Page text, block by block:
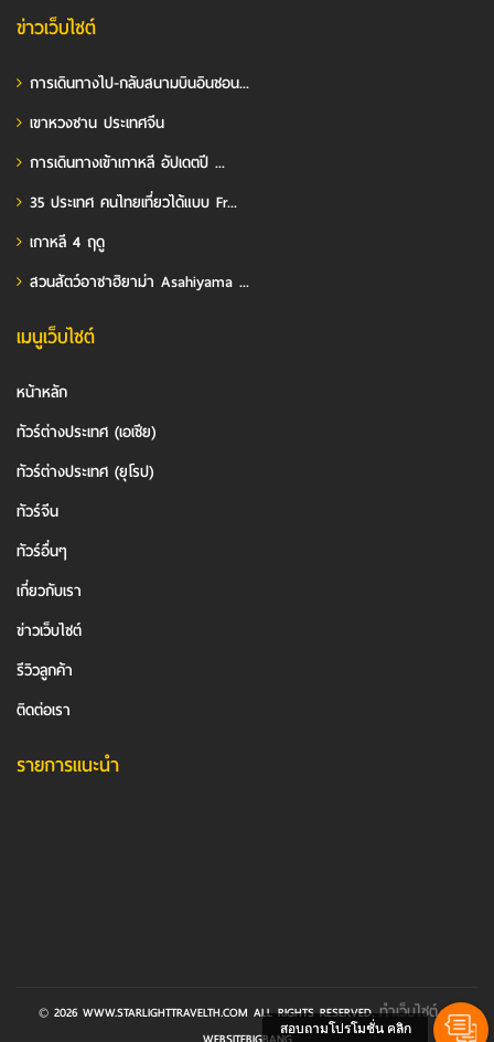
ข่าวเว็บไซต์
การเดินทางไป-กลับสนามบินอินชอน...
เขาหวงซาน ประเทศจีน
การเดินทางเข้าเกาหลี อัปเดตปี ...
35 ประเทศ คนไทยเที่ยวได้แบบ Fr...
เกาหลี 4 ฤดู
สวนสัตว์อาซาฮิยาม่า Asahiyama ...
เมนูเว็บไซต์
หน้าหลัก
ทัวร์ต่างประเทศ (เอเชีย)
ทัวร์ต่างประเทศ (ยุโรป)
ทัวร์จีน
ทัวร์อื่นๆ
เกี่ยวกับเรา
ข่าวเว็บไซต์
รีวิวลูกค้า
ติดต่อเรา
รายการแนะนำ
© 2026 WWW.STARLIGHTTRAVELTH.COM ALL RIGHTS RESERVED.ทำเว็บไซต์BY
สอบถามโปรโมชั่น คลิก